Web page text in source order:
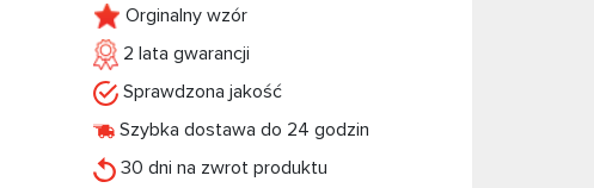
Orginalny wzór
2 lata gwarancji
Sprawdzona jakość
Szybka dostawa do 24 godzin
30 dni na zwrot produktu